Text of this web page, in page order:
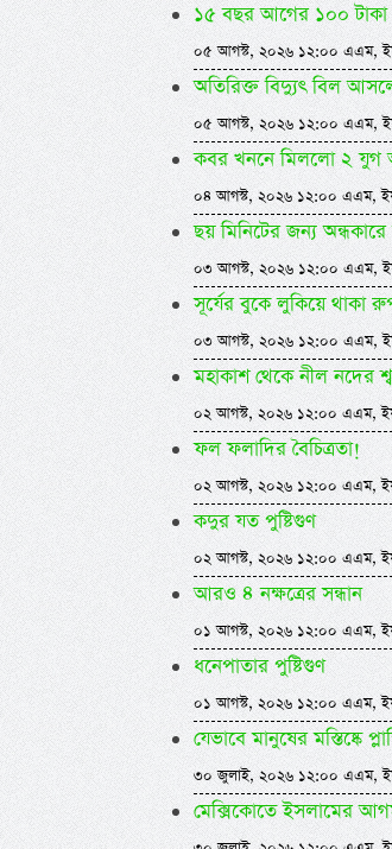
১৫ বছর আগের ১০০ টাকা
০৫ আগস্ট, ২০২৬ ১২:০০ এএম,
অতিরিক্ত বিদ্যুৎ বিল
০৫ আগস্ট, ২০২৬ ১২:০০ এএম,
কবর খননে মিললো ২ যুগ
০৪ আগস্ট, ২০২৬ ১২:০০ এএম,
ছয় মিনিটের জন্য
০৩ আগস্ট, ২০২৬ ১২:০০ এএম,
সূর্যের বুকে লুকিয়ে থাকা
০৩ আগস্ট, ২০২৬ ১২:০০ এএম,
মহাকাশ থেকে নীল নদের
০২ আগস্ট, ২০২৬ ১২:০০ এএম,
ফল ফলাদির বৈচিত্রতা!
০২ আগস্ট, ২০২৬ ১২:০০ এএম,
কদুর যত পুষ্টিগুণ
০২ আগস্ট, ২০২৬ ১২:০০ এএম,
আরও ৪ নক্ষত্রের সন্ধান
০১ আগস্ট, ২০২৬ ১২:০০ এএম,
ধনেপাতার পুষ্টিগুণ
০১ আগস্ট, ২০২৬ ১২:০০ এএম,
যেভাবে মানুষের মস্তিষ্কে
৩০ জুলাই, ২০২৬ ১২:০০ এএম,
মেক্সিকোতে ইসলামের